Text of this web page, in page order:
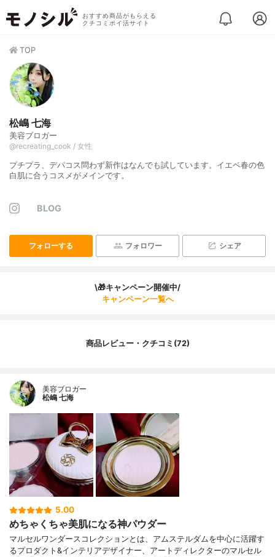
おすすめ商品がもらえる
クチコミポイ活サイト
TOP
松嶋 七海
美容ブロガー
@recreating_cook / 女性
プチプラ、デパコス問わず新作はなんでも試しています。イエベ春の色
白肌に合うコスメがメインです。
BLOG
フォローする フォロワー シェア
\🎁キャンペーン開催中/
キャンペーン一覧へ
商品レビュー・クチコミ(72)
美容ブロガー
松嶋 七海
5.00
めちゃくちゃ美肌になる神パウダー
マルセルワンダースコレクションとは、アムステルダムを中心に活躍す
るプロダクト&インテリアデザイナー、アートディレクターのマルセル